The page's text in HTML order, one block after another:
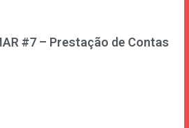
#7 – Prestação de Contas